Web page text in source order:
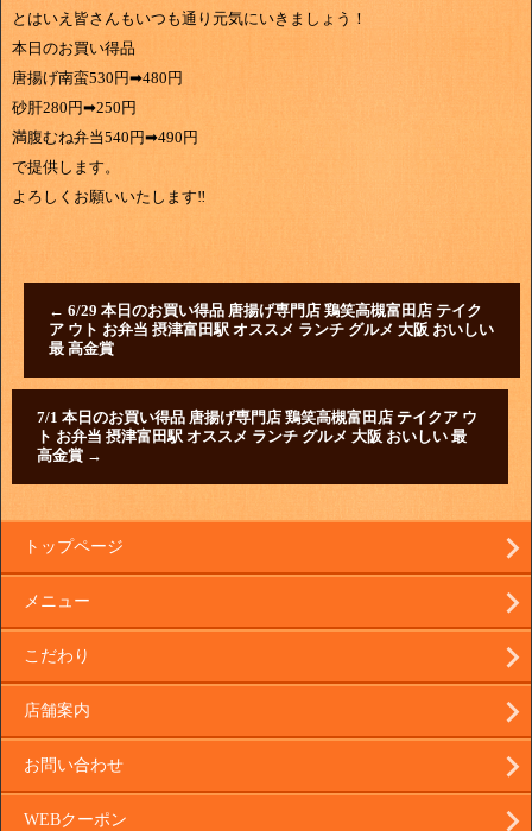
とはいえ皆さんもいつも通り元気にいきましょう！
本日のお買い得品
唐揚げ南蛮530円➡480円
砂肝280円➡250円
満腹むね弁当540円➡490円
で提供します。
よろしくお願いいたします‼
← 6/29 本日のお買い得品 唐揚げ専門店 鶏笑高槻富田店 テイク
ア ウト お弁当 摂津富田駅 オススメ ランチ グルメ 大阪 おいしい
最 高金賞
7/1 本日のお買い得品 唐揚げ専門店 鶏笑高槻富田店 テイクア ウ
ト お弁当 摂津富田駅 オススメ ランチ グルメ 大阪 おいしい 最
高金賞 →
トップページ
メニュー
こだわり
店舗案内
お問い合わせ
WEBクーポン